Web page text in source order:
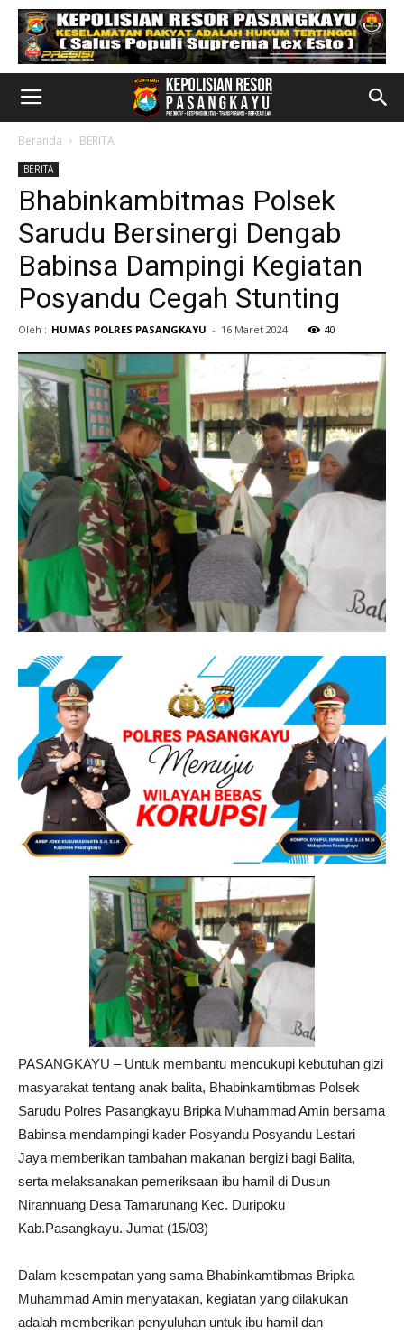
Beranda BERITA
BERITA
Bhabinkambitmas Polsek
Sarudu Bersinergi Dengab
Babinsa Dampingi Kegiatan
Posyandu Cegah Stunting
Oleh : HUMAS POLRES PASANGKAYU - 16 Maret 2024 40
PASANGKAYU – Untuk membantu mencukupi kebutuhan gizi
masyarakat tentang anak balita, Bhabinkamtibmas Polsek
Sarudu Polres Pasangkayu Bripka Muhammad Amin bersama
Babinsa mendampingi kader Posyandu Posyandu Lestari
Jaya memberikan tambahan makanan bergizi bagi Balita,
serta melaksanakan pemeriksaan ibu hamil di Dusun
Nirannuang Desa Tamarunang Kec. Duripoku
Kab.Pasangkayu. Jumat (15/03)
Dalam kesempatan yang sama Bhabinkamtibmas Bripka
Muhammad Amin menyatakan, kegiatan yang dilakukan
adalah memberikan penyuluhan untuk ibu hamil dan